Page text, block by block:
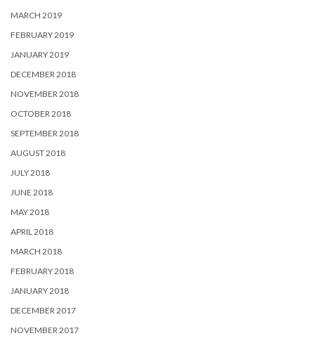
MARCH 2019
FEBRUARY 2019
JANUARY 2019
DECEMBER 2018
NOVEMBER 2018
OCTOBER 2018
SEPTEMBER 2018
AUGUST 2018
JULY 2018
JUNE 2018
MAY 2018
APRIL 2018
MARCH 2018
FEBRUARY 2018
JANUARY 2018
DECEMBER 2017
NOVEMBER 2017